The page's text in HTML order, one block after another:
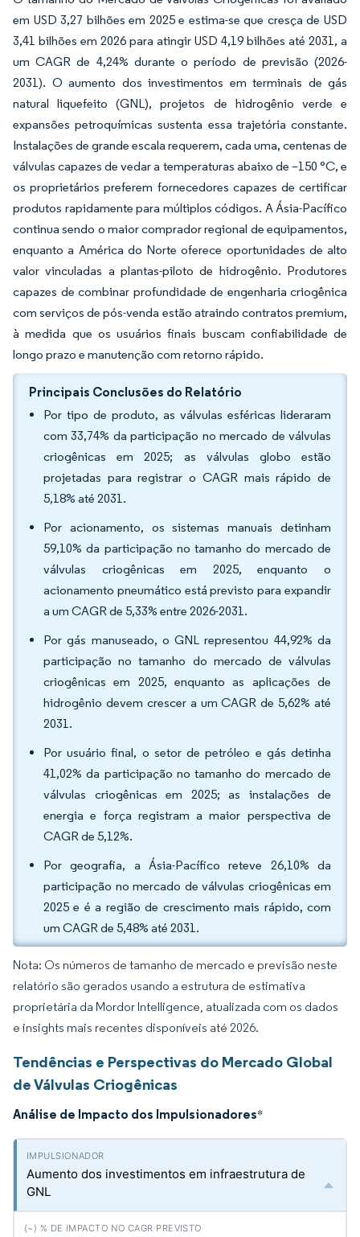
em USD 3,27 bilhões em 2025 e estima-se que cresça de USD
3,41 bilhões em 2026 para atingir USD 4,19 bilhões até 2031, a
um CAGR de 4,24% durante o período de previsão (2026-
2031). O aumento dos investimentos em terminais de gás
natural liquefeito (GNL), projetos de hidrogênio verde e
expansões petroquímicas sustenta essa trajetória constante.
Instalações de grande escala requerem, cada uma, centenas de
válvulas capazes de vedar a temperaturas abaixo de –150 °C, e
os proprietários preferem fornecedores capazes de certificar
produtos rapidamente para múltiplos códigos. A Ásia-Pacífico
continua sendo o maior comprador regional de equipamentos,
enquanto a América do Norte oferece oportunidades de alto
valor vinculadas a plantas-piloto de hidrogênio. Produtores
capazes de combinar profundidade de engenharia criogênica
com serviços de pós-venda estão atraindo contratos premium,
à medida que os usuários finais buscam confiabilidade de
longo prazo e manutenção com retorno rápido.
Principais Conclusões do Relatório
Por tipo de produto, as válvulas esféricas lideraram
com 33,74% da participação no mercado de válvulas
criogênicas em 2025; as válvulas globo estão
projetadas para registrar o CAGR mais rápido de
5,18% até 2031.
Por acionamento, os sistemas manuais detinham
59,10% da participação no tamanho do mercado de
válvulas criogênicas em 2025, enquanto o
acionamento pneumático está previsto para expandir
a um CAGR de 5,33% entre 2026-2031.
Por gás manuseado, o GNL representou 44,92% da
participação no tamanho do mercado de válvulas
criogênicas em 2025, enquanto as aplicações de
hidrogênio devem crescer a um CAGR de 5,62% até
2031.
Por usuário final, o setor de petróleo e gás detinha
41,02% da participação no tamanho do mercado de
válvulas criogênicas em 2025; as instalações de
energia e força registram a maior perspectiva de
CAGR de 5,12%.
Por geografia, a Ásia-Pacífico reteve 26,10% da
participação no mercado de válvulas criogênicas em
2025 e é a região de crescimento mais rápido, com
um CAGR de 5,48% até 2031.
Nota: Os números de tamanho de mercado e previsão neste
relatório são gerados usando a estrutura de estimativa
proprietária da Mordor Intelligence, atualizada com os dados
e insights mais recentes disponíveis até 2026.
Tendências e Perspectivas do Mercado Global
de Válvulas Criogênicas
Análise de Impacto dos Impulsionadores*
Aumento dos investimentos em infraestrutura de
GNL